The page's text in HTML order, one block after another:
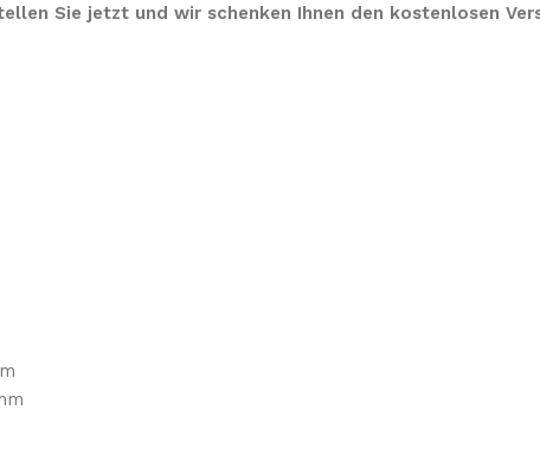
Sie jetzt und wir schenken Ihnen den kostenlosen